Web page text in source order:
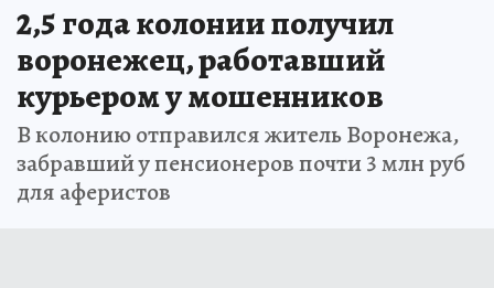
2,5 года колонии получил
воронежец, работавший
курьером у мошенников
В колонию отправился житель Воронежа,
забравший у пенсионеров почти 3 млн руб
для аферистов